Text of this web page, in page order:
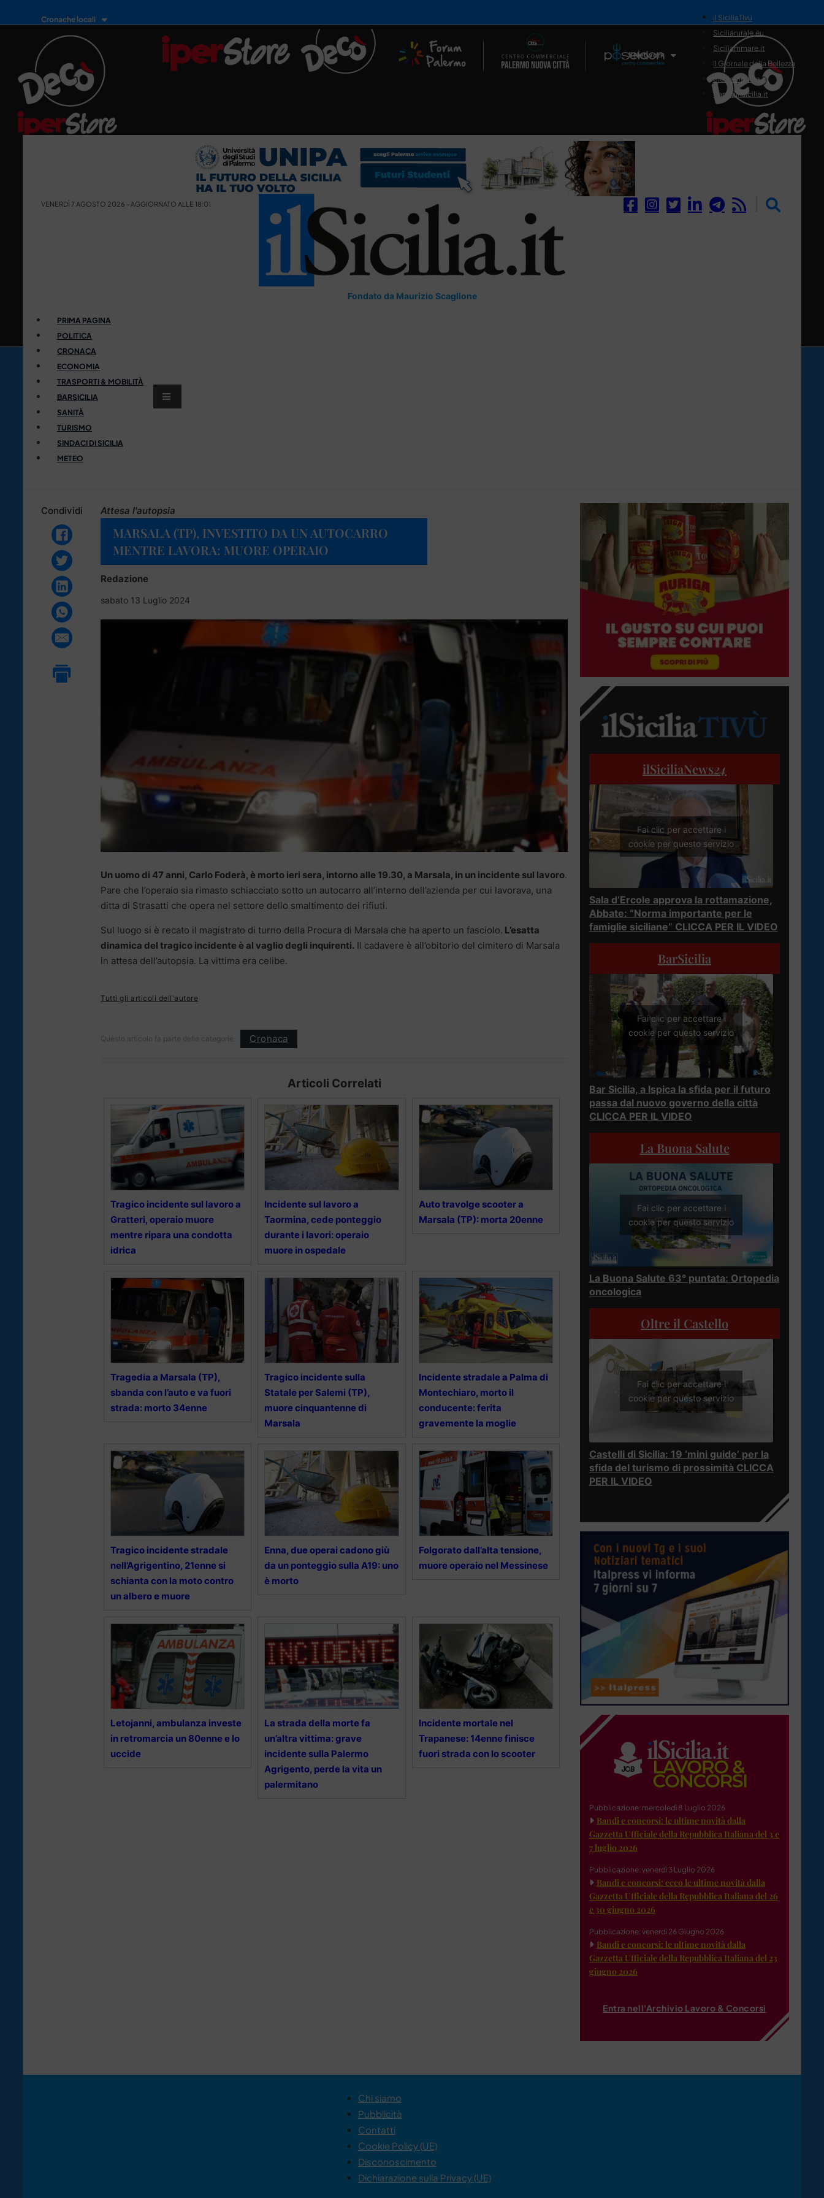
Cronache locali
Il Network
il SiciliaTivù
Siciliarurale.eu
Siciliammare.it
Il Giornale della Bellezza
Siciliamedica.it
Sanitainsicilia.it
VENERDÌ 7 AGOSTO 2026 - AGGIORNATO ALLE 18:01
Fondato da Maurizio Scaglione
PRIMA PAGINA
POLITICA
CRONACA
ECONOMIA
TRASPORTI & MOBILITÀ
BARSICILIA
SANITÀ
TURISMO
SINDACI DI SICILIA
METEO
Condividi Attesa l'autopsia
MARSALA (TP), INVESTITO DA UN AUTOCARRO
MENTRE LAVORA: MUORE OPERAIO
Redazione
sabato 13 Luglio 2024
Un uomo di 47 anni, Carlo Foderà, è morto ieri sera, intorno alle 19.30, a Marsala, in un incidente sul lavoro.
Pare che l’operaio sia rimasto schiacciato sotto un autocarro all’interno dell’azienda per cui lavorava, una
ditta di Strasatti che opera nel settore dello smaltimento dei rifiuti.
Sul luogo si è recato il magistrato di turno della Procura di Marsala che ha aperto un fasciolo. L’esatta
dinamica del tragico incidente è al vaglio degli inquirenti. Il cadavere è all’obitorio del cimitero di Marsala
in attesa dell’autopsia. La vittima era celibe.
Tutti gli articoli dell'autore
Questo articolo fa parte delle categorie: Cronaca
Articoli Correlati
Tragico incidente sul lavoro a
Gratteri, operaio muore
mentre ripara una condotta
idrica
Incidente sul lavoro a
Taormina, cede ponteggio
durante i lavori: operaio
muore in ospedale
Auto travolge scooter a
Marsala (TP): morta 20enne
Tragedia a Marsala (TP),
sbanda con l’auto e va fuori
strada: morto 34enne
Tragico incidente sulla
Statale per Salemi (TP),
muore cinquantenne di
Marsala
Incidente stradale a Palma di
Montechiaro, morto il
conducente: ferita
gravemente la moglie
Tragico incidente stradale
nell’Agrigentino, 21enne si
schianta con la moto contro
un albero e muore
Enna, due operai cadono giù
da un ponteggio sulla A19: uno
è morto
Folgorato dall’alta tensione,
muore operaio nel Messinese
Letojanni, ambulanza investe
in retromarcia un 80enne e lo
uccide
La strada della morte fa
un’altra vittima: grave
incidente sulla Palermo
Agrigento, perde la vita un
palermitano
Incidente mortale nel
Trapanese: 14enne finisce
fuori strada con lo scooter
ilSiciliaNews24
Fai clic per accettare i
cookie per questo servizio
Sala d’Ercole approva la rottamazione,
Abbate: “Norma importante per le
famiglie siciliane” CLICCA PER IL VIDEO
BarSicilia
Fai clic per accettare i
cookie per questo servizio
Bar Sicilia, a Ispica la sfida per il futuro
passa dal nuovo governo della città
CLICCA PER IL VIDEO
La Buona Salute
Fai clic per accettare i
cookie per questo servizio
La Buona Salute 63° puntata: Ortopedia
oncologica
Oltre il Castello
Fai clic per accettare i
cookie per questo servizio
Castelli di Sicilia: 19 ‘mini guide’ per la
sfida del turismo di prossimità CLICCA
PER IL VIDEO
Pubblicazione: mercoledì 8 Luglio 2026
Bandi e concorsi: le ultime novità dalla
Gazzetta Ufficiale della Repubblica Italiana del 3 e
7 luglio 2026
Pubblicazione: venerdì 3 Luglio 2026
Bandi e concorsi: ecco le ultime novità dalla
Gazzetta Ufficiale della Repubblica Italiana del 26
e 30 giugno 2026
Pubblicazione: venerdì 26 Giugno 2026
Bandi e concorsi: le ultime novità dalla
Gazzetta Ufficiale della Repubblica Italiana del 23
giugno 2026
Entra nell'Archivio Lavoro & Concorsi
Chi siamo
Pubblicità
Contatti
Cookie Policy (UE)
Disconoscimento
Dichiarazione sulla Privacy (UE)